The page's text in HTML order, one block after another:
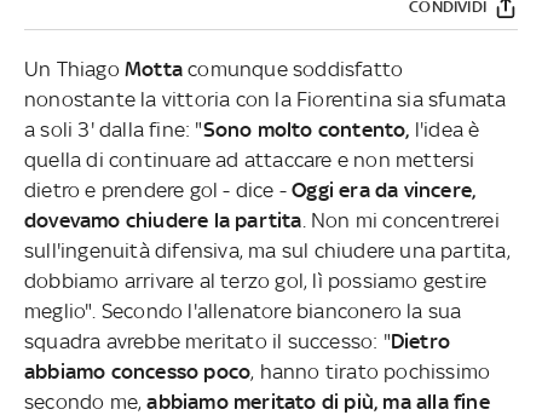
CONDIVIDI
Un Thiago Mottacomunque soddisfatto
nonostante la vittoria con la Fiorentina sia sfumata
a soli 3' dalla fine: "Sono molto contento, l'idea è
quella di continuare ad attaccare e non mettersi
dietro e prendere gol - dice - Oggi era da vincere,
dovevamo chiudere la partita . Non mi concentrerei
sull'ingenuità difensiva, ma sul chiudere una partita,
dobbiamo arrivare al terzo gol, lì possiamo gestire
meglio". Secondo l'allenatore bianconero la sua
squadra avrebbe meritato il successo: "Dietro
abbiamo concesso poco, hanno tirato pochissimo
secondo me,abbiamo meritato di più, ma alla fine